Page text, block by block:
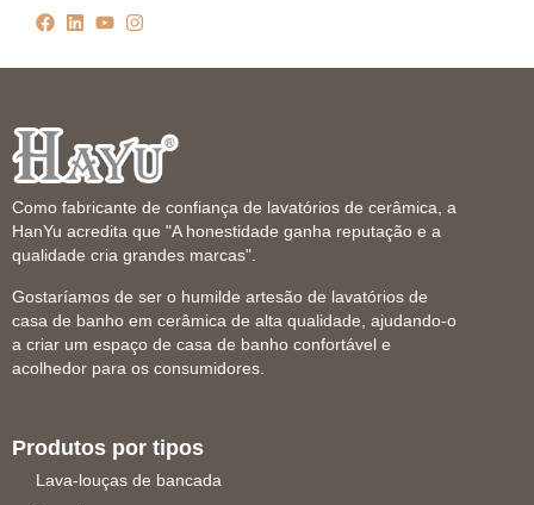
Como fabricante de confiança de lavatórios de cerâmica, a
HanYu acredita que "A honestidade ganha reputação e a
qualidade cria grandes marcas".
Gostaríamos de ser o humilde artesão de lavatórios de
casa de banho em cerâmica de alta qualidade, ajudando-o
a criar um espaço de casa de banho confortável e
acolhedor para os consumidores.
Produtos por tipos
Lava-louças de bancada